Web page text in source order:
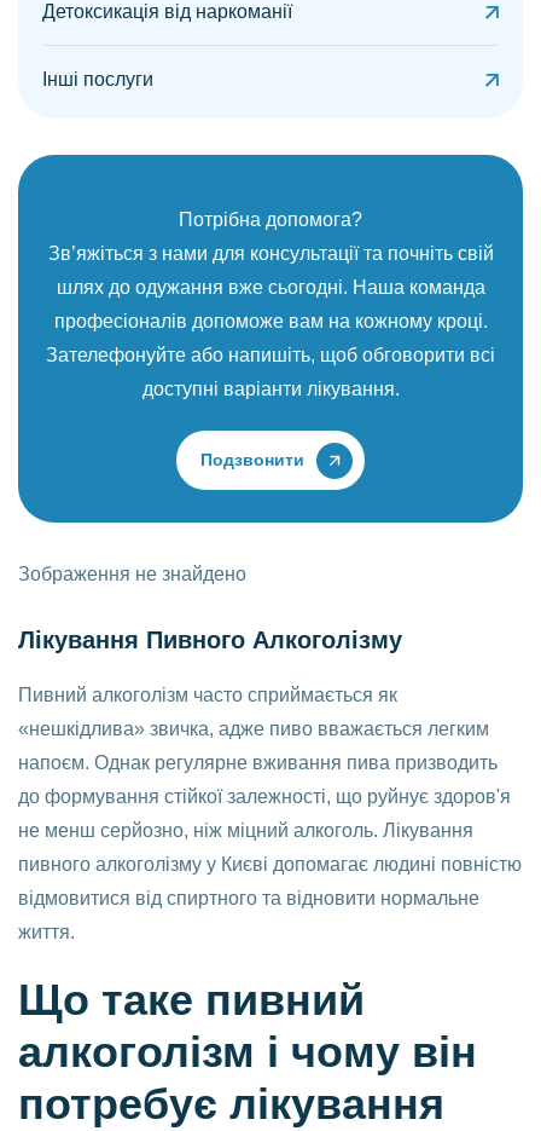
Детоксикація від наркоманії
Інші послуги
Потрібна допомога?
Зв’яжіться з нами для консультації та почніть свій
шлях до одужання вже сьогодні. Наша команда
професіоналів допоможе вам на кожному кроці.
Зателефонуйте або напишіть, щоб обговорити всі
доступні варіанти лікування.
Подзвонити
Зображення не знайдено
Лікування Пивного Алкоголізму
Пивний алкоголізм часто сприймається як
«нешкідлива» звичка, адже пиво вважається легким
напоєм. Однак регулярне вживання пива призводить
до формування стійкої залежності, що руйнує здоров'я
не менш серйозно, ніж міцний алкоголь. Лікування
пивного алкоголізму у Києві допомагає людині повністю
відмовитися від спиртного та відновити нормальне
життя.
Що таке пивний
алкоголізм і чому він
потребує лікування